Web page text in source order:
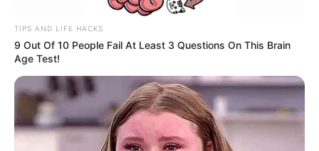
-ad52
💊 O que são os betabloqueadores e como atuam
Esses medicamentos bloqueiam os efeitos de hormonas do
estresse, como a adrenalina, reduzindo a frequência cardíaca, a
pressão arterial e a demanda de oxigênio do coração.
TIPS AND LIFE HACKS
9 Out Of 10 People Fail At Least 3 Questions On This Brain
Age Test!